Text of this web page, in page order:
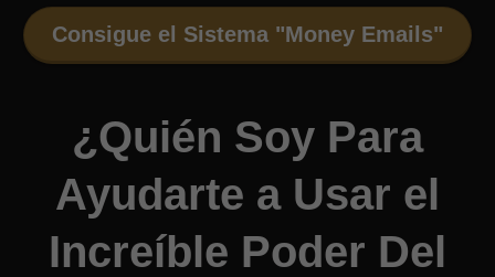
Consigue el Sistema "Money Emails"
¿Quién Soy Para
Ayudarte a Usar el
Increíble Poder Del